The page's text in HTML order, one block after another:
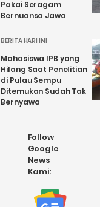
Pakai Seragam
Bernuansa Jawa
BERITA HARI INI
Mahasiswa IPB yang
Hilang Saat Penelitian
di Pulau Sempu
Ditemukan Sudah Tak
Bernyawa
Follow
Google
News
Kami: